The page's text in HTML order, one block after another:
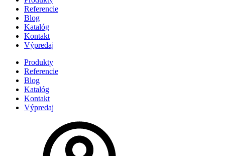
Referencie
Blog
Katalóg
Kontakt
Výpredaj
Produkty
Referencie
Blog
Katalóg
Kontakt
Výpredaj